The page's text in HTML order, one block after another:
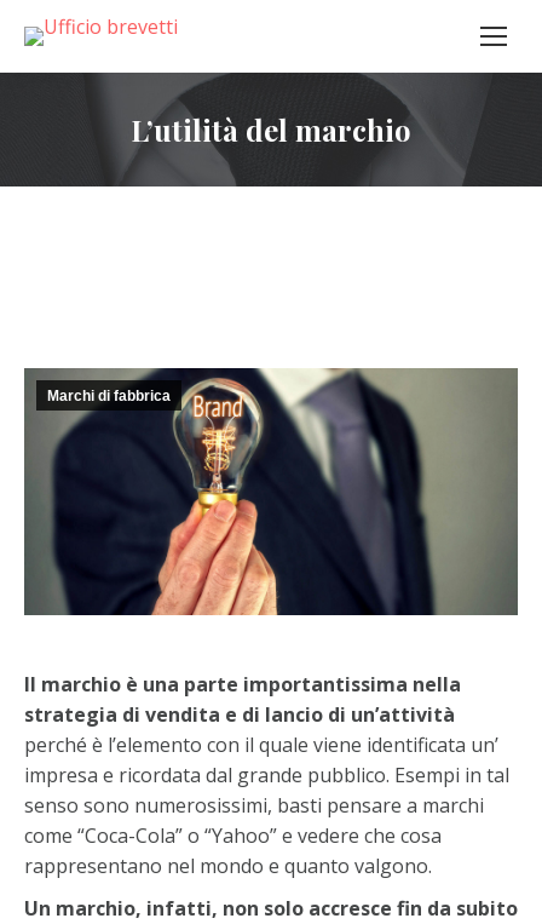
L’utilità del marchio
Marchi di fabbrica
Il marchio è una parte importantissima nella
strategia di vendita e di lancio di un’attività
perché è l’elemento con il quale viene identificata un’
impresa e ricordata dal grande pubblico. Esempi in tal
senso sono numerosissimi, basti pensare a marchi
come “Coca-Cola” o “Yahoo” e vedere che cosa
rappresentano nel mondo e quanto valgono.
Un marchio, infatti, non solo accresce fin da subito